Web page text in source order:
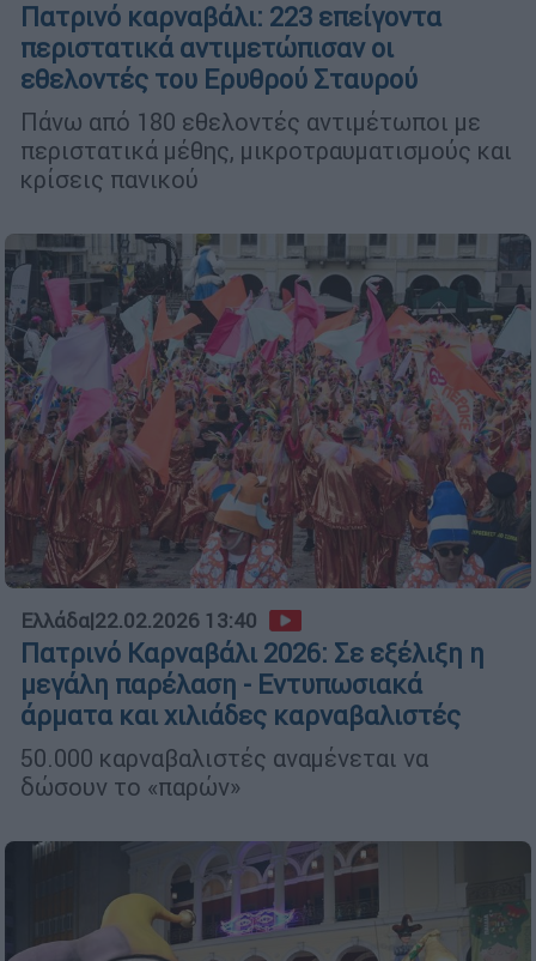
Πατρινό καρναβάλι: 223 επείγοντα
περιστατικά αντιμετώπισαν οι
εθελοντές του Ερυθρού Σταυρού
Πάνω από 180 εθελοντές αντιμέτωποι με
περιστατικά μέθης, μικροτραυματισμούς και
κρίσεις πανικού
Ελλάδα|22.02.2026 13:40
Πατρινό Καρναβάλι 2026: Σε εξέλιξη η
μεγάλη παρέλαση - Εντυπωσιακά
άρματα και χιλιάδες καρναβαλιστές
50.000 καρναβαλιστές αναμένεται να
δώσουν το «παρών»